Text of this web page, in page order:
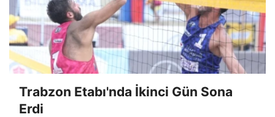
Trabzon Etabı'nda İkinci Gün Sona
Erdi